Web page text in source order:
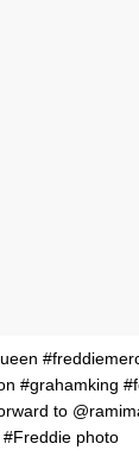
#grahamking
to
photo